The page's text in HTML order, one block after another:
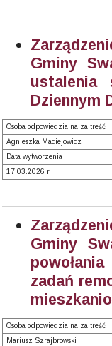
Gminy
ustalenia
Dziennym
Osoba odpowiedzialna za treść
Agnieszka Maciejowicz
Data wytworzenia
17.03.2026 r.
Gminy
zadań
Osoba odpowiedzialna za treść
Mariusz Szrajbrowski